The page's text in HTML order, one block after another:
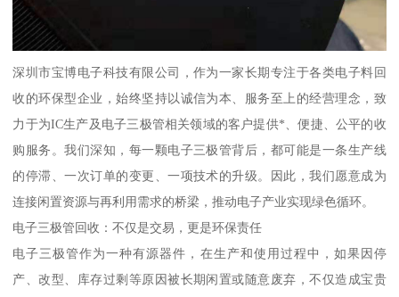
深圳市宝博电子科技有限公司，作为一家长期专注于各类电子料回
收的环保型企业，始终坚持以诚信为本、服务至上的经营理念，致
力于为IC生产及电子三极管相关领域的客户提供*、便捷、公平的收
购服务。我们深知，每一颗电子三极管背后，都可能是一条生产线
的停滞、一次订单的变更、一项技术的升级。因此，我们愿意成为
连接闲置资源与再利用需求的桥梁，推动电子产业实现绿色循环。
电子三极管回收：不仅是交易，更是环保责任
电子三极管作为一种有源器件，在生产和使用过程中，如果因停
产、改型、库存过剩等原因被长期闲置或随意废弃，不仅造成宝贵